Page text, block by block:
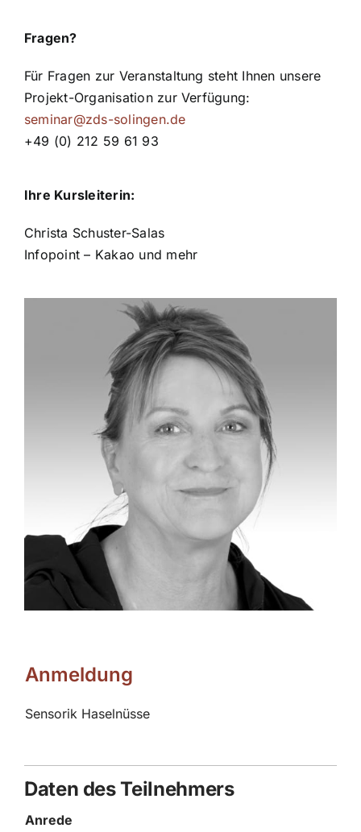
Fragen?
Für Fragen zur Veranstaltung steht Ihnen unsere
Projekt-Organisation zur Verfügung:
seminar@zds-solingen.de
+49 (0) 212 59 61 93
Ihre Kursleiterin:
Christa Schuster-Salas
Infopoint – Kakao und mehr
Anmeldung
Sensorik Haselnüsse
Daten des Teilnehmers
Anrede